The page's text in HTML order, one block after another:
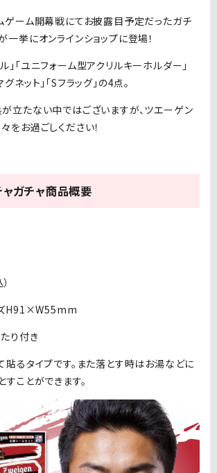
ゲーム開幕戦にてお披露目予定だったガチ
一挙にオンラインショップに登場！
」「ユニフォーム型アクリルキーホルダー」
ネット」「Sフラッグ」の4点。
立たない中ではございますが、ツエーゲン
をお過ごしください！
ガチャ商品概要
ズH91×W55mm
り付き
貼るタイプです。また落とす時はお湯などに
すことができます。